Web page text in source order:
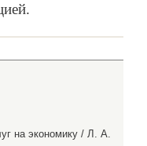
на экономику / Л. А.